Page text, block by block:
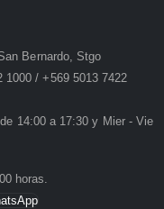
Bernardo, Stgo
1000 / +569 5013 7422
14:00 a 17:30 y Mier - Vie
horas.